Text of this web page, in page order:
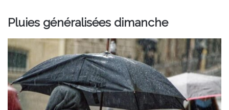
Pluies généralisées dimanche